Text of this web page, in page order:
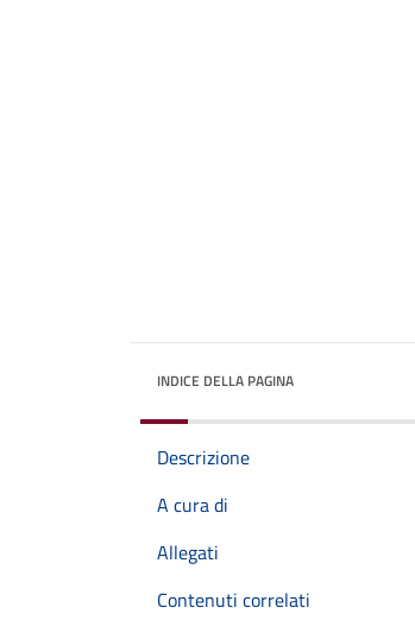
INDICE DELLA PAGINA
Descrizione
A cura di
Allegati
Contenuti correlati